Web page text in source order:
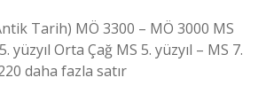
Tarih) MÖ 3300 – MÖ 3000 MS
yüzyıl Orta Çağ MS 5. yüzyıl – MS 7.
daha fazla satır